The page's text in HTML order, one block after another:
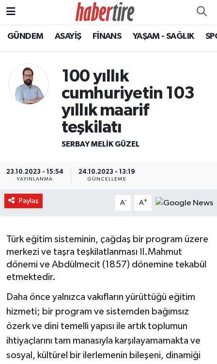
GÜNDEM ASAYİŞ FİNANS YAŞAM - SAĞLIK
100 yıllık
cumhuriyetin 103
yıllık maarif
teşkilatı
SERBAY MELIK GÜZEL
23.10.2023 - 15:54
YAYINLANMA
24.10.2023 - 13:19
GÜNCELLEME
Paylaş A- A+
Türk eğitim sisteminin, çağdaş bir program üzere
merkezi ve taşra teşkilatlanması II.Mahmut
dönemi ve Abdülmecit (1857) dönemine tekabül
etmektedir.
Daha önce yalnızca vakıfların yürüttüğü eğitim
hizmeti; bir program ve sistemden bağımsız
özerk ve dini temelli yapısı ile artık toplumun
ihtiyaçlarını tam manasıyla karşılayamamakta ve
sosyal, kültürel bir ilerlemenin bileşeni, dinamiği
Tire Nöbetçi Eczaneler
Tire Trafik Yoğunluk Haritası
Süper Lig Puan Durumu ve Fikstür
Tüm Manşetler
Haber Arşivi